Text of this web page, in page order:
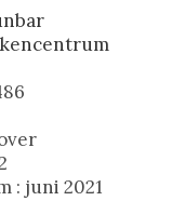
: juni 2021